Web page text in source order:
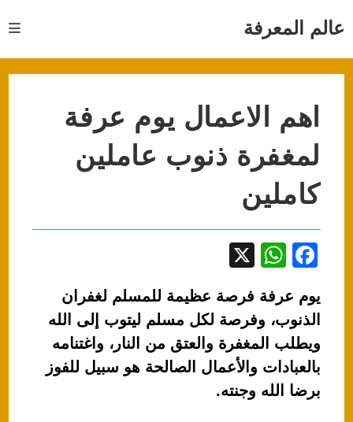
عالم المعرفة
اهم الاعمال يوم عرفة
لمغفرة ذنوب عاملين
كاملين
F
c
e
b
o
W
at
s
A
p
p
يوم عرفة فرصة عظيمة للمسلم لغفران
الذنوب، وفرصة لكل مسلم ليتوب إلى الله
ويطلب المغفرة والعتق من النار، واغتنامه
بالعبادات والأعمال الصالحة هو سبيل للفوز
برضا الله وجنته.